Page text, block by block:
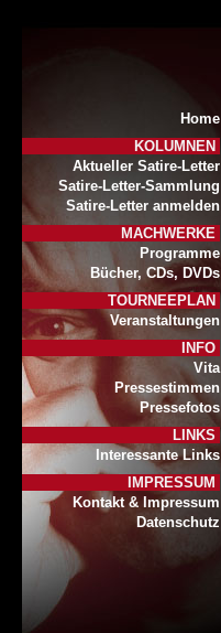
Home
KOLUMNEN
Aktueller Satire-Letter
Satire-Letter-Sammlung
Satire-Letter anmelden
MACHWERKE
Programme
Bücher, CDs, DVDs
TOURNEEPLAN
Veranstaltungen
INFO
Vita
Pressestimmen
Pressefotos
LINKS
Interessante Links
IMPRESSUM
Kontakt & Impressum
Datenschutz